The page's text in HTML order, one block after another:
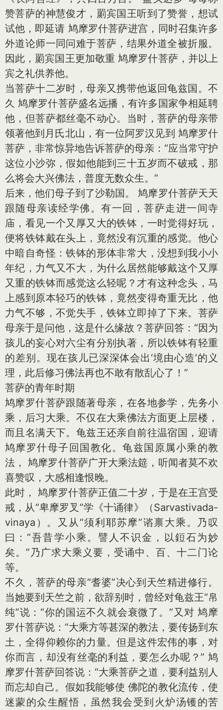
赞菩萨的神慧俊才，罽宾国王听到了赞誉，想试
试他，即延请 鸠摩罗什菩萨进宫，同时召集许多
外道论师一同问难于菩萨，结果外道全被折服。
因此，罽宾国王更加敬重 鸠摩罗什菩萨，并以上
宾之礼供养他。
当菩萨十二岁时，母亲又携带他返回龟兹国。不
久 鸠摩罗什菩萨盛名远播，有许多国家争相延聘
他，但菩萨都丝毫不动心。当时，菩萨的母亲带
领著他到月氏北山，有一位阿罗汉见到 鸠摩罗什
菩萨，非常惊异地告诉菩萨的母亲：“应当常守护
这位小沙弥，假如他能到三十五岁而不破戒，那
么将会大兴佛法，普度无数众生。”
后来，他们母子到了沙勒国。 鸠摩罗什菩萨天天
跟随母亲读经学佛。有一回，菩萨走进一间寺
庙，看见一个又厚又大的铁钵，一时觉得好玩，
便将铁钵戴在头上，竟然没有沉重的感觉。他心
中暗自奇怪：铁钵的形体非常大，没想到我小小
年纪，力气又不大，为什么居然能够戴这个又厚
又重的铁钵而感觉这么轻呢？才有这种念头，马
上感到原本轻巧的铁钵，竟然变得奇重无比，他
力气不够，不觉失手，铁钵立即掉了下来。菩萨
母亲于是问他，这是什么缘故？菩萨回答：“因为
孩儿的妄心对六尘有分别执著，所以铁钵有轻重
的差别。现在孩儿已深深体会出‘境由心造’的义
理，此后修习佛法再也不敢有散乱心了！”
菩萨的青年时期
鸠摩罗什菩萨跟随著母亲，在各地参学，先务小
乘，后习大乘。不仅在大乘佛法方面更上层楼，
而且名满天下。龟兹王还亲自前往温宿国，迎请
鸠摩罗什母子回国教化。龟兹国原属小乘的教
法， 鸠摩罗什菩萨广开大乘法筵，听闻者莫不欢
喜赞叹，大感相逢恨晚。
此时， 鸠摩罗什菩萨正值二十岁，于是在王宫受
戒，从“卑摩罗叉”学《十诵律》（Sarvastivada-
vinaya）。又从“须利耶苏摩”谘禀大乘。乃叹
曰：“吾昔学小乘。譬人不识金，以鋀石为妙
矣。”乃广求大乘义要，受诵中、百、十二门论
等。
不久，菩萨的母亲“耆婆”决心到天竺精进修行。
当她要到天竺之前，欲辞别时，曾经对龟兹王“帛
纯”说：“你的国运不久就会衰微了。”又对 鸠摩
罗什菩萨说：“大乘方等甚深的教法，要传扬到东
土，全得仰赖你的力量。但是这件宏伟的事，对
你而言，却没有丝毫的利益，要怎么办呢？” 鸠
摩罗什菩萨回答说：“大乘菩萨之道，要利益别人
而忘却自己。假如我能够使 佛陀的教化流传，使
迷蒙的众生醒悟，虽然我会受到火炉汤镬的苦